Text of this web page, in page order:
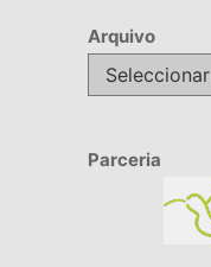
Arquivo
Arquivo
Parceria